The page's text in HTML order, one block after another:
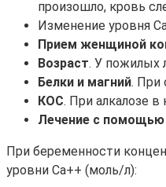
произошло, кровь
Изменение уровня
Прием женщиной
Возраст. У пожилых
Белки и магний. При
КОС. При алкалозе в
Лечение с помощью
При беременности
уровни Са++ (моль/л):